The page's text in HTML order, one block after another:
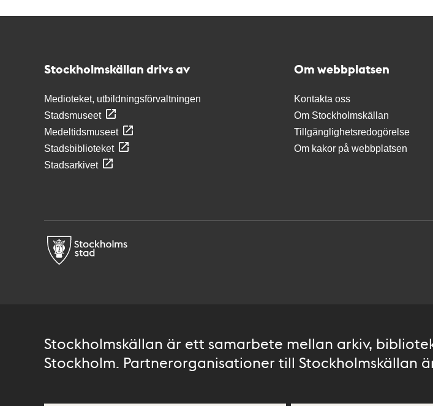
Stockholmskällan drivs av
Medioteket, utbildningsförvaltningen
Stadsmuseet
Medeltidsmuseet
Stadsbiblioteket
Stadsarkivet
Om webbplatsen
Kontakta oss
Om Stockholmskällan
Tillgänglighetsredogörelse
Om kakor på webbplatsen
Stockholmskällan är ett samarbete mellan arkiv,
Stockholm. Partnerorganisationer till Stockholmskällan